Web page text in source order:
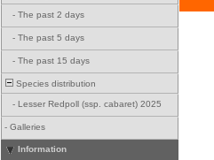
- The past 2 days
- The past 5 days
- The past 15 days
Species distribution
- Lesser Redpoll (ssp. cabaret) 2025
- Galleries
Information